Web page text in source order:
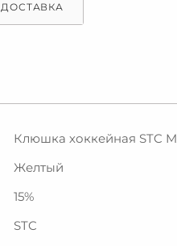
ДОСТАВКА
Клюшка хоккейная STC
Желтый
15%
STC